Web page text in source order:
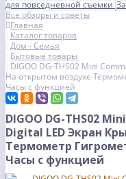
для повседневной съемки
Все обзоры и советы
Главная
Каталог товаров
Дом - Семья
Бытовые товары
DIGOO DG-THS02 Mini
На открытом воздухе
Часы с функцией
DIGOO DG-THS02
Digital LED Экран
Термометр
Часы с функцией